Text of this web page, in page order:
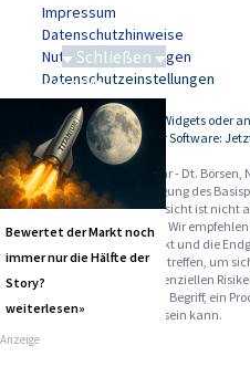
Impressum
Datenschutzhinweise
Nutzungsbedingungen
Datenschutzeinstellungen
-
Kursdaten, Widgets oder
Website oder Software:
stellen.
Alle Angaben ohne Gewähr - Dt. Börsen,
Werbehinweise:
Die Billigung des
Finanzdienstleistungsaufsicht ist nicht
Wertpapiere zu verstehen. Wir
Anlegern den Basisprospekt und die
eine Anlageentscheidung treffen, um
insbesondere über die potenziellen
Warnhinweise: Sie sind im Begriff, ein
und schwer zu verstehen sein kann.
Schließen
Saga bei 0,53 CAD
Bewertet der Markt noch
immer nur die Hälfte der
Story?
weiterlesen»
Anzeige